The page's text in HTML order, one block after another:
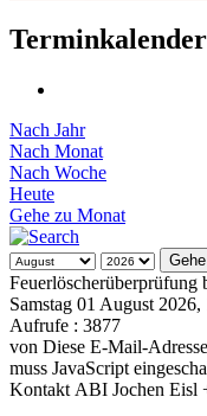
Terminkalender
Nach Jahr
Nach Monat
Nach Woche
Heute
Gehe zu Monat
Samstag 01 August
Aufrufe : 3877
von Diese E-Mail-
muss JavaScript
Kontakt ABI Jochen Eisl